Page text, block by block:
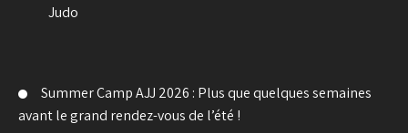
Judo
Summer Camp AJJ 2026 : Plus que quelques semaines
avant le grand rendez-vous de l’été !